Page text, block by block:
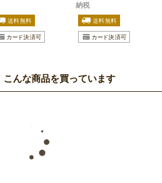
納税
んな商品を買っています